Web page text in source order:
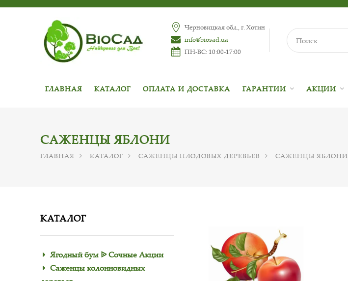
Черновицкая обл., г. Хотин
info@biosad.ua
ПН-ВС: 10:00-17:00
ГЛАВНАЯ КАТАЛОГ ОПЛАТА И ДОСТАВКА ГАРАНТИИ АКЦИИ
САЖЕНЦЫ ЯБЛОНИ
ГЛАВНАЯ КАТАЛОГ САЖЕНЦЫ ПЛОДОВЫХ ДЕРЕВЬЕВ САЖЕНЦЫ ЯБЛОНИ
КАТАЛОГ
Ягодный бум ᐉ Сочные Акции
Саженцы колонновидных